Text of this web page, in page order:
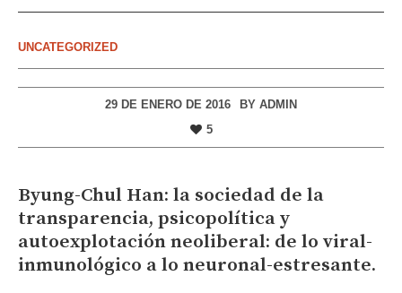
UNCATEGORIZED
29 DE ENERO DE 2016 BY ADMIN
5
Byung-Chul Han: la sociedad de la
transparencia, psicopolítica y
autoexplotación neoliberal: de lo viral-
inmunológico a lo neuronal-estresante.